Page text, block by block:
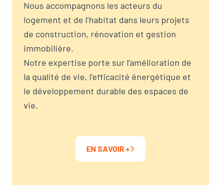
Nous accompagnons les acteurs du
logement et de l’habitat dans leurs projets
de construction, rénovation et gestion
immobilière.
Notre expertise porte sur l’amélioration de
la qualité de vie, l’efficacité énergétique et
le développement durable des espaces de
vie.
EN SAVOIR +